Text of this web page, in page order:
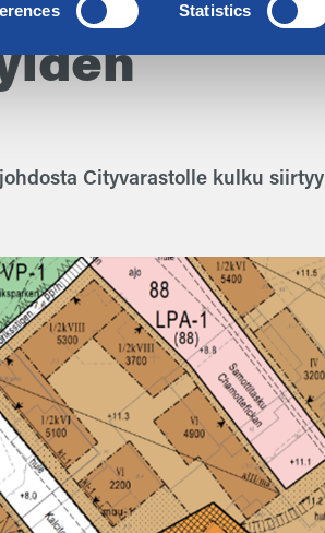
Statistics
Cityvarastolle kulku siirtyy